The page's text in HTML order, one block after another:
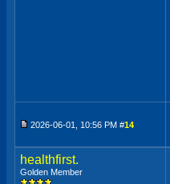
2026-06-01, 10:56 PM #14
healthfirst.
Golden Member